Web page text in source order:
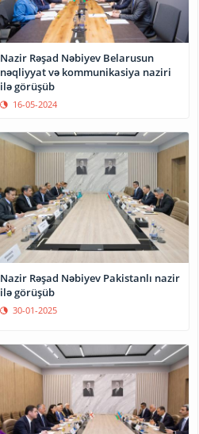
Nazir Rəşad Nəbiyev Belarusun
nəqliyyat və kommunikasiya naziri
ilə görüşüb
16-05-2024
Nazir Rəşad Nəbiyev Pakistanlı nazir
ilə görüşüb
30-01-2025